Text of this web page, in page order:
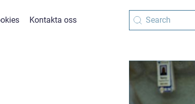
Kontakta oss